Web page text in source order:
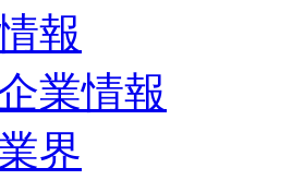
報
業情報
界